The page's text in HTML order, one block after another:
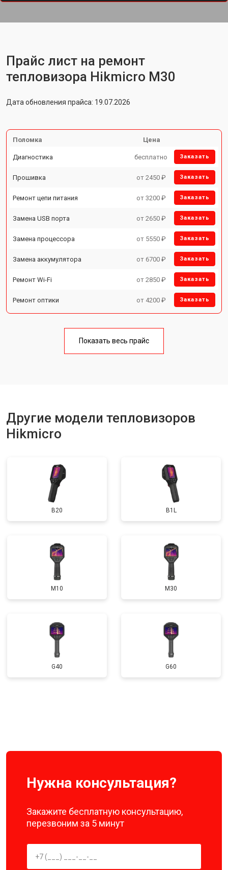
Прайс лист на ремонт
тепловизора Hikmicro M30
Дата обновления прайса: 19.07.2026
Поломка Цена
Диагностика бесплатно Заказать
Прошивка от 2450 ₽ Заказать
Ремонт цепи питания от 3200 ₽ Заказать
Замена USB порта от 2650 ₽ Заказать
Замена процессора от 5550 ₽ Заказать
Замена аккумулятора от 6700 ₽ Заказать
Ремонт Wi-Fi от 2850 ₽ Заказать
Ремонт оптики от 4200 ₽ Заказать
Показать весь прайс
Другие модели тепловизоров
Hikmicro
B20 B1L
M10 M30
G40 G60
Нужна консультация?
Закажите бесплатную консультацию,
перезвоним за 5 минут